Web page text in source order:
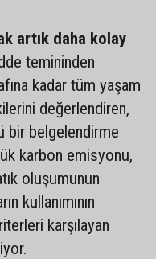
artık daha kolay
temininden
kadar tüm yaşam
değerlendiren,
bir belgelendirme
karbon emisyonu,
oluşumunun
kullanımının
karşılayan